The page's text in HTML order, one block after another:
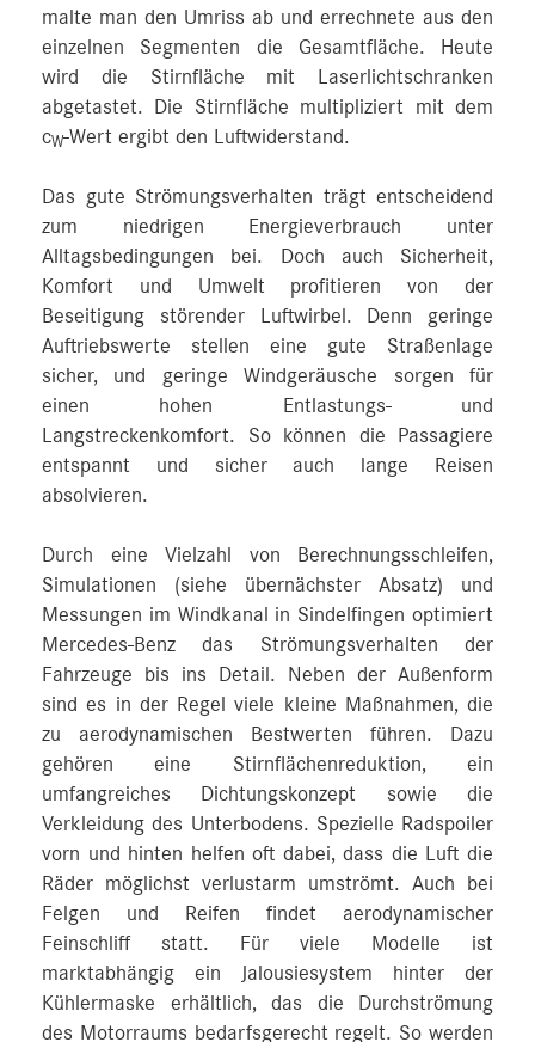
malte man den Umriss ab und errechnete aus den
einzelnen Segmenten die Gesamtfläche. Heute
wird die Stirnfläche mit Laserlichtschranken
abgetastet. Die Stirnfläche multipliziert mit dem
cW-Wert ergibt den Luftwiderstand.
Das gute Strömungsverhalten trägt entscheidend
zum niedrigen Energieverbrauch unter
Alltagsbedingungen bei. Doch auch Sicherheit,
Komfort und Umwelt profitieren von der
Beseitigung störender Luftwirbel. Denn geringe
Auftriebswerte stellen eine gute Straßenlage
sicher, und geringe Windgeräusche sorgen für
einen hohen Entlastungs- und
Langstreckenkomfort. So können die Passagiere
entspannt und sicher auch lange Reisen
absolvieren.
Durch eine Vielzahl von Berechnungsschleifen,
Simulationen (siehe übernächster Absatz) und
Messungen im Windkanal in Sindelfingen optimiert
Mercedes‑Benz das Strömungsverhalten der
Fahrzeuge bis ins Detail. Neben der Außenform
sind es in der Regel viele kleine Maßnahmen, die
zu aerodynamischen Bestwerten führen. Dazu
gehören eine Stirnflächenreduktion, ein
umfangreiches Dichtungskonzept sowie die
Verkleidung des Unterbodens. Spezielle Radspoiler
vorn und hinten helfen oft dabei, dass die Luft die
Räder möglichst verlustarm umströmt. Auch bei
Felgen und Reifen findet aerodynamischer
Feinschliff statt. Für viele Modelle ist
marktabhängig ein Jalousiesystem hinter der
Kühlermaske erhältlich, das die Durchströmung
des Motorraums bedarfsgerecht regelt. So werden